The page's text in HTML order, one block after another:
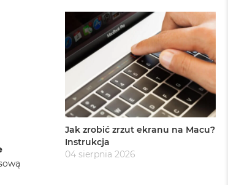
Jak zrobić zrzut ekranu na Macu?
Instrukcja
04 sierpnia 2026